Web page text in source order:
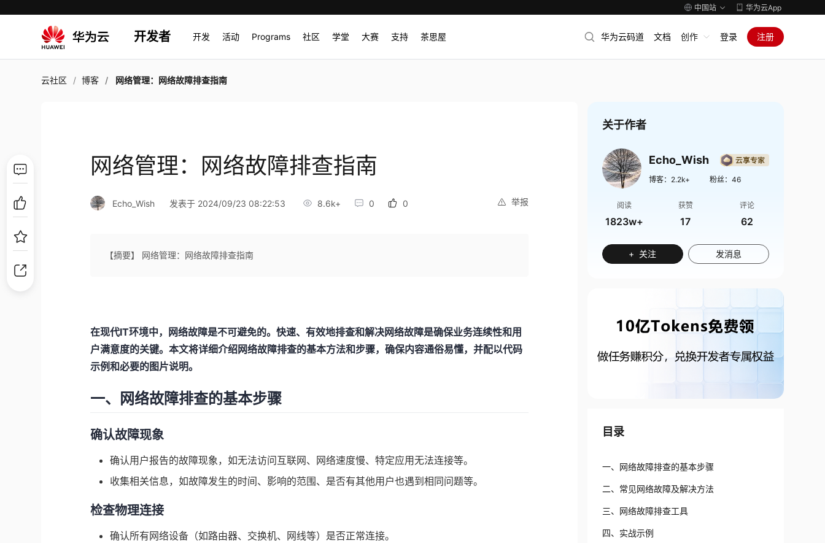
中国站 华为云App
开发者 开发 活动 Programs 社区 学堂 大赛 支持 茶思屋 华为云码道 文档 创作 登录 注册
云社区 博客 网络管理：网络故障排查指南
网络管理：网络故障排查指南
举报
Echo_Wish 发表于 2024/09/23 08:22:53 8.6k+ 0 0
【摘要】 网络管理：网络故障排查指南
在现代IT环境中，网络故障是不可避免的。快速、有效地排查和解决网络故障是确保业务连续性和用
户满意度的关键。本文将详细介绍网络故障排查的基本方法和步骤，确保内容通俗易懂，并配以代码
示例和必要的图片说明。
一、网络故障排查的基本步骤
确认故障现象
确认用户报告的故障现象，如无法访问互联网、网络速度慢、特定应用无法连接等。
收集相关信息，如故障发生的时间、影响的范围、是否有其他用户也遇到相同问题等。
检查物理连接
确认所有网络设备（如路由器、交换机、网线等）是否正常连接。
关于作者
Echo_Wish
博客： 2.2k+ 粉丝： 46
阅读
1823w+
获赞
17
评论
62
+ 关注 发消息
目录
一、网络故障排查的基本步骤
二、常见网络故障及解决方法
三、网络故障排查工具
四、实战示例